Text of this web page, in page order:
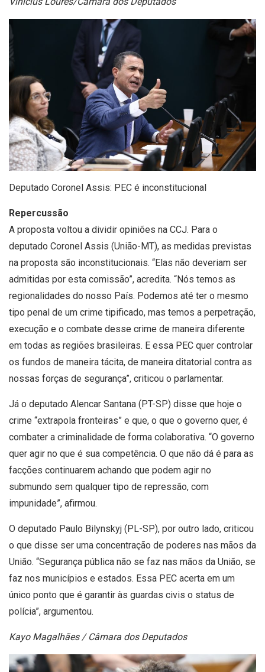
Deputado Coronel Assis: PEC é inconstitucional
Repercussão
A proposta voltou a dividir opiniões na CCJ. Para o
deputado Coronel Assis (União-MT), as medidas previstas
na proposta são inconstitucionais. “Elas não deveriam ser
admitidas por esta comissão”, acredita. “Nós temos as
regionalidades do nosso País. Podemos até ter o mesmo
tipo penal de um crime tipificado, mas temos a perpetração,
execução e o combate desse crime de maneira diferente
em todas as regiões brasileiras. E essa PEC quer controlar
os fundos de maneira tácita, de maneira ditatorial contra as
nossas forças de segurança”, criticou o parlamentar.
Já o deputado Alencar Santana (PT-SP) disse que hoje o
crime “extrapola fronteiras” e que, o que o governo quer, é
combater a criminalidade de forma colaborativa. “O governo
quer agir no que é sua competência. O que não dá é para as
facções continuarem achando que podem agir no
submundo sem qualquer tipo de repressão, com
impunidade”, afirmou.
O deputado Paulo Bilynskyj (PL-SP), por outro lado, criticou
o que disse ser uma concentração de poderes nas mãos da
União. “Segurança pública não se faz nas mãos da União, se
faz nos municípios e estados. Essa PEC acerta em um
único ponto que é garantir às guardas civis o status de
polícia”, argumentou.
Kayo Magalhães / Câmara dos Deputados